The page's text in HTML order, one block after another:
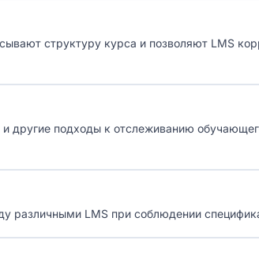
структуру курса и позволяют LMS
другие подходы к отслеживанию
различными LMS при соблюдении